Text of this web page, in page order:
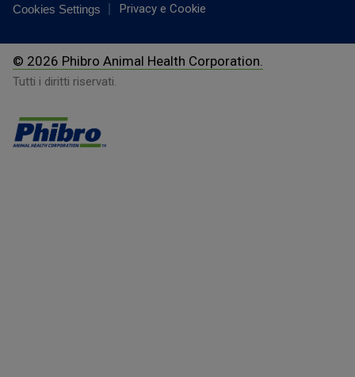
Cookies Settings Privacy e Cookie
© 2026 Phibro Animal Health Corporation.
Tutti i diritti riservati.